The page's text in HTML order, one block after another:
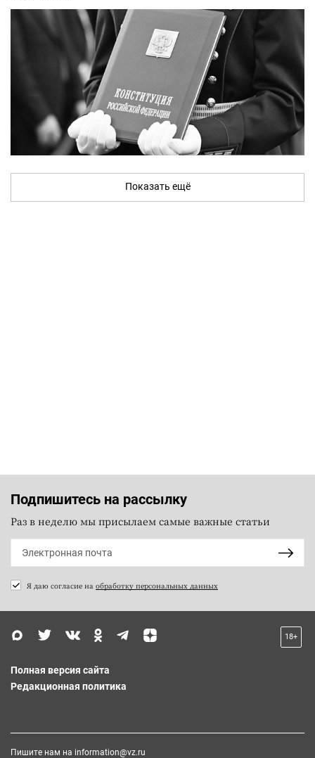
Показать ещё
Подпишитесь на рассылку
Раз в неделю мы присылаем самые важные статьи
Я даю согласие на обработку персональных данных
18+
Полная версия сайта
Редакционная политика
Пишите нам на information@vz.ru